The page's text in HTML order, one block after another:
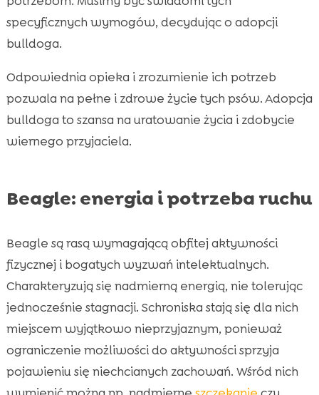
specyficznych wymogów, decydując o adopcji
bulldoga.
Odpowiednia opieka i zrozumienie ich potrzeb
pozwala na pełne i zdrowe życie tych psów. Adopcja
bulldoga to szansa na uratowanie życia i zdobycie
wiernego przyjaciela.
Beagle: energia i potrzeba ruchu
Beagle są rasą wymagającą obfitej aktywności
fizycznej i bogatych wyzwań intelektualnych.
Charakteryzują się nadmierną energią, nie tolerując
jednocześnie stagnacji. Schroniska stają się dla nich
miejscem wyjątkowo nieprzyjaznym, ponieważ
ograniczenie możliwości do aktywności sprzyja
pojawieniu się niechcianych zachowań. Wśród nich